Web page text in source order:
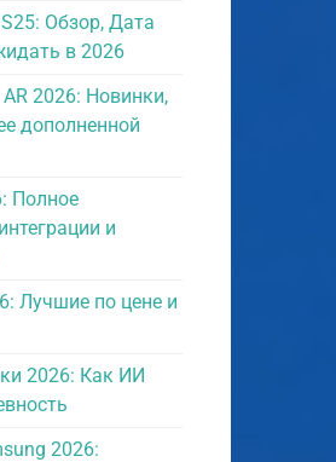
Обзор, Дата
в 2026
2026: Новинки,
дополненной
Полное
и
Лучшие по цене и
2026: Как ИИ
2026: